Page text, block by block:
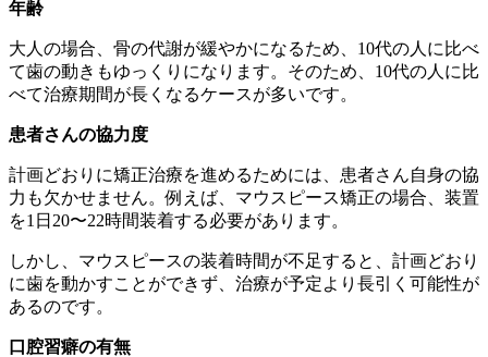
年齢
大人の場合、骨の代謝が緩やかになるため、10代の人に比べ
て歯の動きもゆっくりになります。そのため、10代の人に比
べて治療期間が長くなるケースが多いです。
患者さんの協力度
計画どおりに矯正治療を進めるためには、患者さん自身の協
力も欠かせません。例えば、マウスピース矯正の場合、装置
を1日20〜22時間装着する必要があります。
しかし、マウスピースの装着時間が不足すると、計画どおり
に歯を動かすことができず、治療が予定より長引く可能性が
あるのです。
口腔習癖の有無